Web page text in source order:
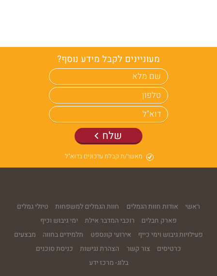
מעוניינים לקבל מידע נוסף?
מאשר/ת קבלת עדכונים בדוא"ל
שלח
ראשי אודות חוות הגמלים חוות הגמלים למשפחות
טיולי גמלים
פארק חבלים
רוכבי המדבר אילת
ימי גיבוש וכיף
פעילויות גיבוש וימי כייף
אירועי קונספט תלמידים בחווה
מבצעים
כרטיסים
צור קשר הצהרת נגישות
כניסת סוכנים
בלוג- מרכז ידע